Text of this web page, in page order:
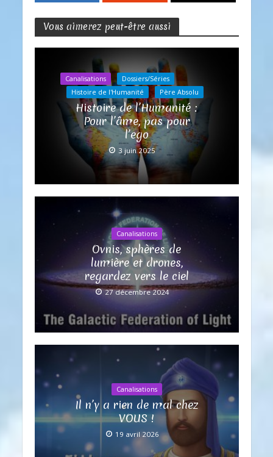
Vous aimerez peut-être aussi
Canalisations
Dossiers/Séries
Histoire de l'Humanité
Père Absolu
Histoire de l’Humanité :
Pour l’âme, pas pour
l’ego
3 juin 2025
Canalisations
Ovnis, sphères de
lumière et drones,
regardez vers le ciel
27 décembre 2024
Canalisations
Il n’y a rien de mal chez
VOUS !
19 avril 2026